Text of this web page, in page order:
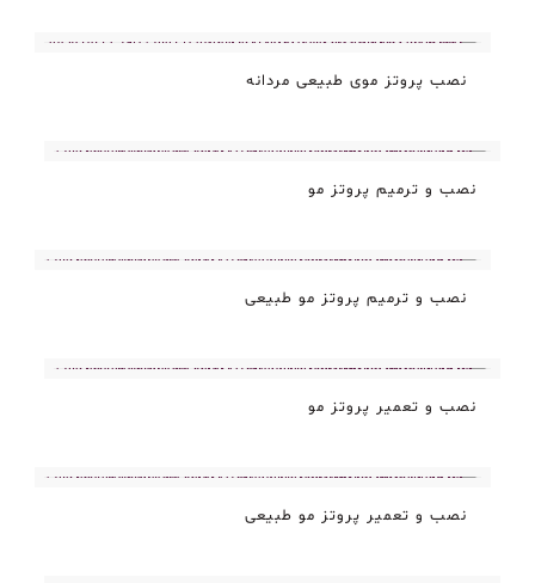
نصب پروتز موی طبیعی مردانه
نصب و ترمیم پروتز مو
نصب و ترمیم پروتز مو طبیعی
نصب و تعمیر پروتز مو
نصب و تعمیر پروتز مو طبیعی